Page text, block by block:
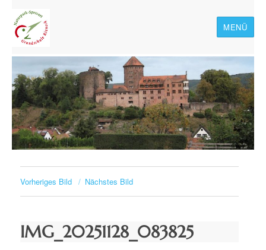
MENÜ
Vorheriges Bild Nächstes Bild
IMG_20251128_083825